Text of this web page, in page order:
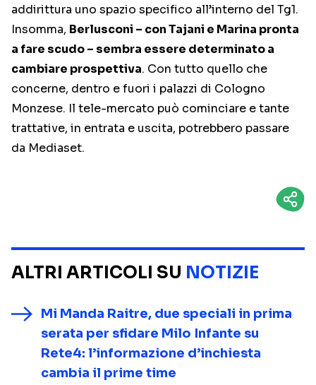
addirittura uno spazio specifico all’interno del Tg1.
Insomma, Berlusconi – con Tajani e Marina pronta
a fare scudo – sembra essere determinato a
cambiare prospettiva. Con tutto quello che
concerne, dentro e fuori i palazzi di Cologno
Monzese. Il tele-mercato può cominciare e tante
trattative, in entrata e uscita, potrebbero passare
da Mediaset.
ALTRI ARTICOLI SU NOTIZIE
Mi Manda Raitre, due speciali in prima
serata per sfidare Milo Infante su
Rete4: l’informazione d’inchiesta
cambia il prime time